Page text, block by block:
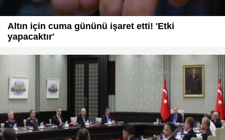
Altın için cuma gününü işaret etti! 'Etki
yapacaktır'